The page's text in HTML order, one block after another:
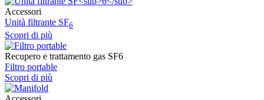
Accessori
Unità filtrante SF6
Scopri di più
Recupero e trattamento gas SF6
Filtro portable
Scopri di più